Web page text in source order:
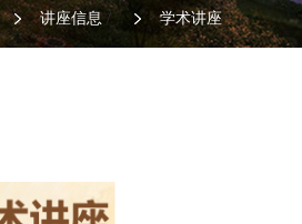
讲座信息 / 学术讲座